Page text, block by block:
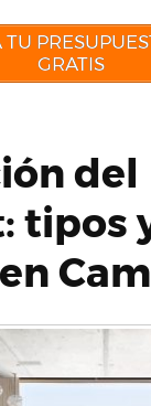
TU
GRATIS
del
tipos